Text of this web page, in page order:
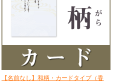
【名前なし】和柄・カードタイプ（香